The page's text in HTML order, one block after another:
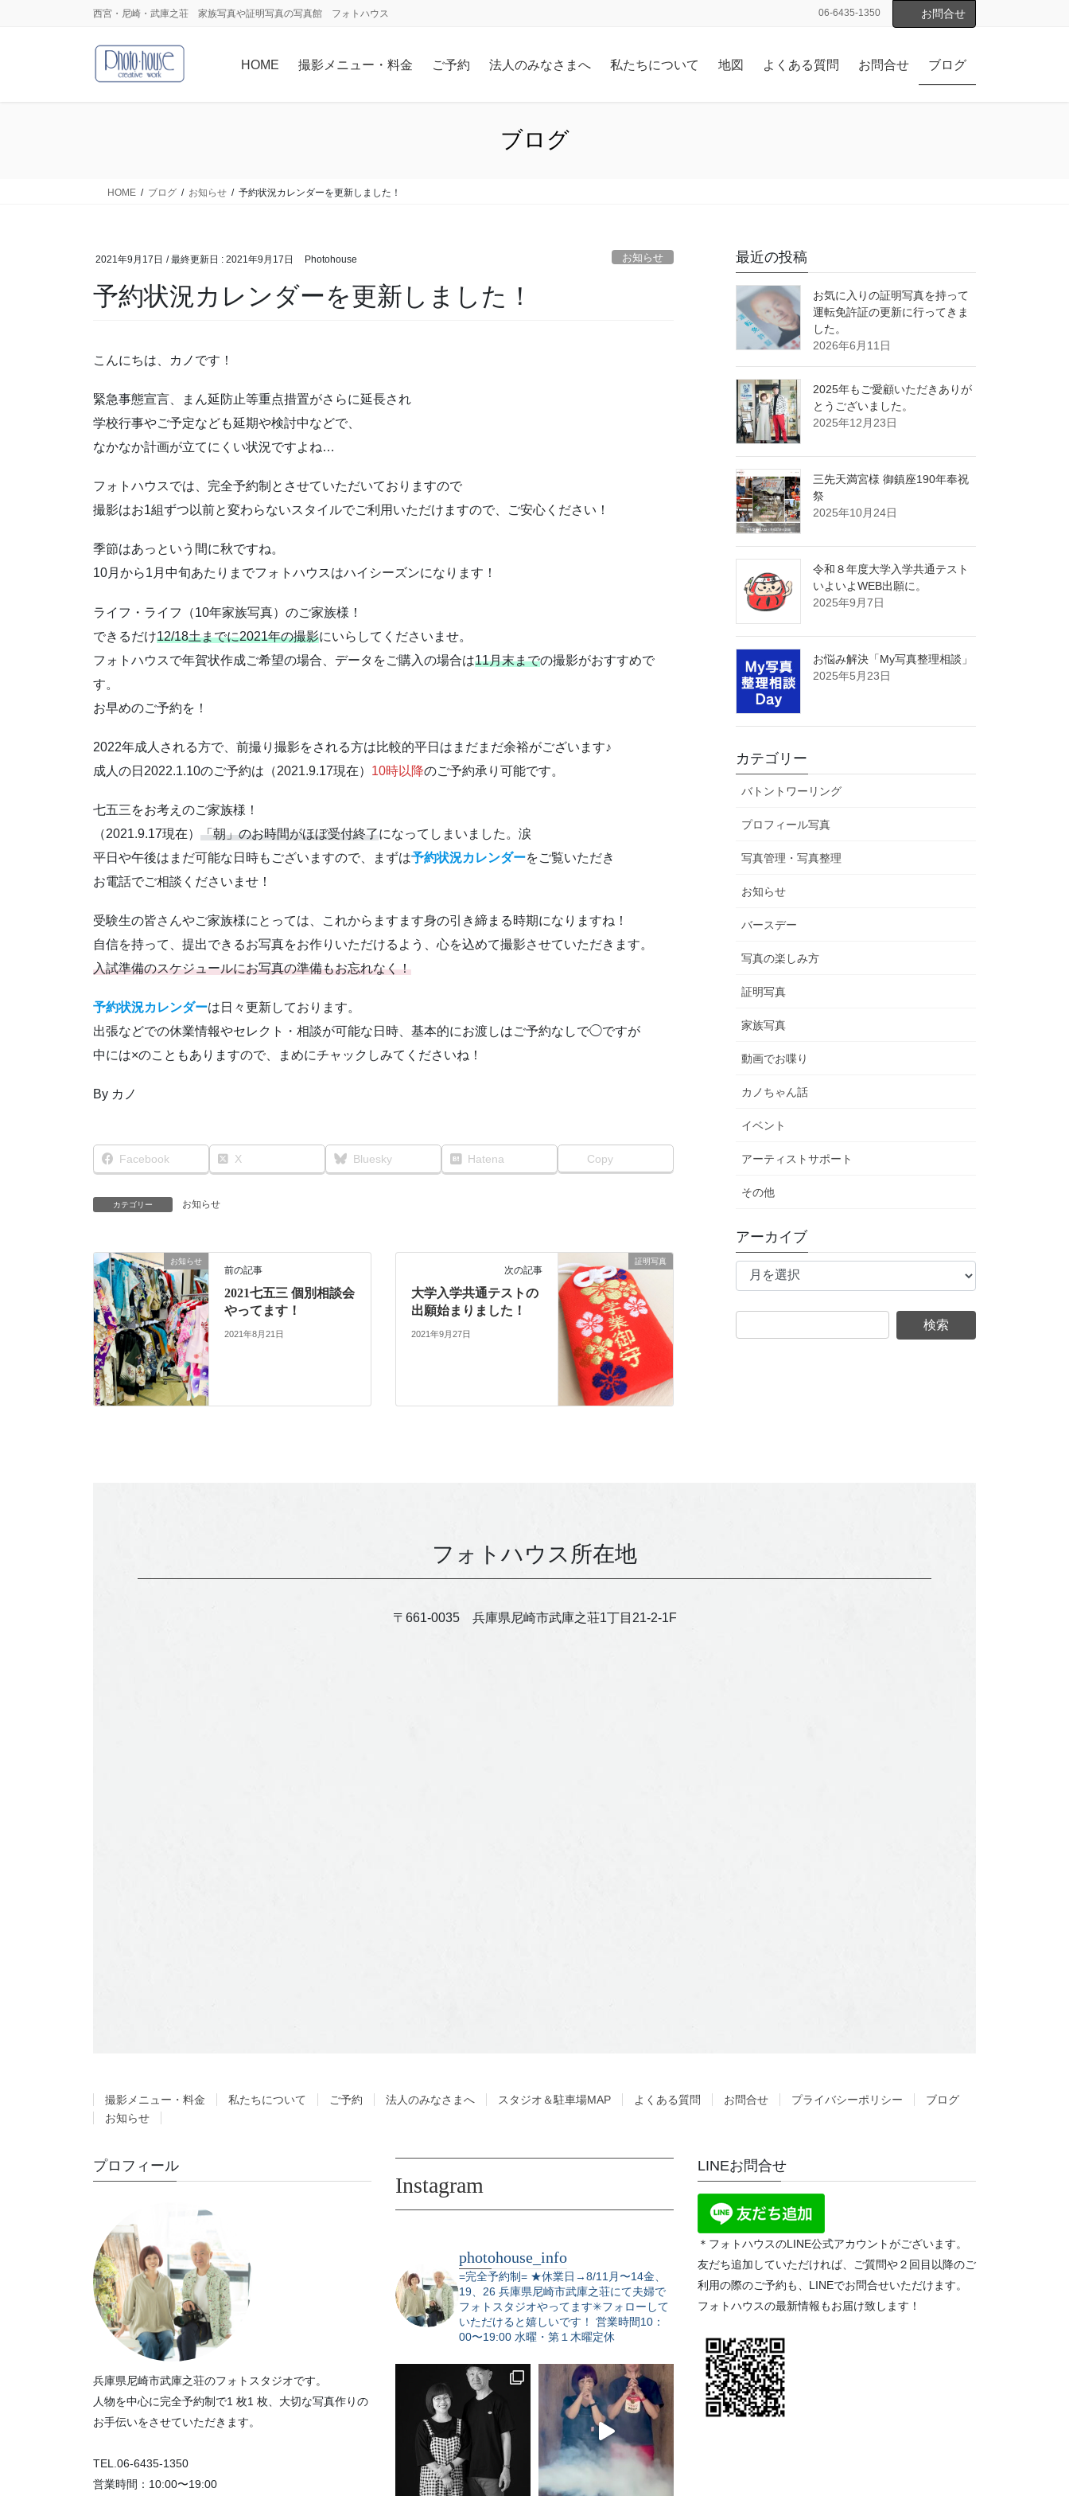
西宮・尼崎・武庫之荘 家族写真や証明写真の写真館 フォトハウス 06-6435-1350 お問合せ
HOME 撮影メニュー・料金 ご予約 法人のみなさまへ 私たちについて 地図 よくある質問 お問合せ ブログ
ブログ
HOME ブログ お知らせ 予約状況カレンダーを更新しました！
2021年9月17日 / 最終更新日 : 2021年9月17日 Photohouse お知らせ
予約状況カレンダーを更新しました！
こんにちは、カノです！
緊急事態宣言、まん延防止等重点措置がさらに延長され
学校行事やご予定なども延期や検討中などで、
なかなか計画が立てにくい状況ですよね…
フォトハウスでは、完全予約制とさせていただいておりますので
撮影はお1組ずつ以前と変わらないスタイルでご利用いただけますので、ご安心ください！
季節はあっという間に秋ですね。
10月から1月中旬あたりまでフォトハウスはハイシーズンになります！
ライフ・ライフ
（10年家族写真）のご家族様！
できるだけ12/18土までに2021年の撮影にいらしてくださいませ。
フォトハウスで年賀状作成ご希望の場合、データをご購入の場合は11月末までの撮影がおすすめで
す。
お早めのご予約を！
2022年成人される方で、前撮り撮影をされる方は比較的平日はまだまだ余裕がございます♪
成人の日2022.1.10のご予約は（2021.9.17現在） 10時以降のご予約承り可能です。
七五三をお考えのご家族様！
（2021.9.17現在） 「朝」のお時間がほぼ受付終了になってしまいました。涙
平日や午後はまだ可能な日時もございますので、まずは予約状況カレンダーをご覧いただき
お電話でご相談くださいませ！
受験生の皆さんやご家族様にとっては、これからますます身の引き締まる時期になりますね！
自信を持って、提出できるお写真をお作りいただけるよう、心を込めて撮影させていただきます。
入試準備のスケジュールにお写真の準備もお忘れなく！
予約状況カレンダーは日々更新しております。
出張などでの休業情報やセレクト・相談が可能な日時、基本的にお渡しはご予約なしで◯ですが
中には×のこともありますので、まめにチャックしみてくださいね！
By カノ
Facebook X Bluesky Hatena Copy
カテゴリー お知らせ
お知らせ
前の記事
2021七五三 個別相談会
やってます！
2021年8月21日
証明写真
次の記事
大学入学共通テストの
出願始まりました！
2021年9月27日
最近の投稿
お気に入りの証明写真を持って
運転免許証の更新に行ってきま
した。
2026年6月11日
2025年もご愛顧いただきありが
とうございました。
2025年12月23日
三先天満宮様 御鎮座190年奉祝
祭
2025年10月24日
令和８年度大学入学共通テスト
いよいよWEB出願に。
2025年9月7日
お悩み解決「My写真整理相談」
2025年5月23日
カテゴリー
バトントワーリング
プロフィール写真
写真管理・写真整理
お知らせ
バースデー
写真の楽しみ方
証明写真
家族写真
動画でお喋り
カノちゃん話
イベント
アーティストサポート
その他
アーカイブ
ア
ブ
フォトハウス所在地
〒661-0035 兵庫県尼崎市武庫之荘1丁目21-2-1F
撮影メニュー・料金 私たちについて ご予約 法人のみなさまへ スタジオ＆駐車場MAP よくある質問 お問合せ プライバシーポリシー
ブログ
お知らせ
プロフィール
兵庫県尼崎市武庫之荘のフォトスタジオです。
人物を中心に完全予約制で1 枚1 枚、大切な写真作りの
お手伝いをさせていただきます。
TEL.06-6435-1350
営業時間：10:00〜19:00
Instagram
photohouse_info
=完全予約制= ★休業日→8/11月〜14金、
19、26 兵庫県尼崎市武庫之荘にて夫婦で
フォトスタジオやってます✳︎フォローして
いただけると嬉しいです！ 営業時間10：
00〜19:00 水曜・第１木曜定休
LINEお問合せ
＊フォトハウスのLINE公式アカウントがございます。
友だち追加していただければ、ご質問や２回目以降のご
利用の際のご予約も、LINEでお問合せいただけます。
フォトハウスの最新情報もお届け致します！